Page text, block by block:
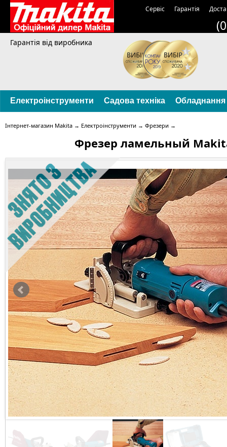
Сервіс Гарантія
Гарантія від виробника
Електроінструменти Садова техніка Обладнання
Інтернет-магазин Makita → Електроінструменти → Фрезери →
Фрезер ламельный